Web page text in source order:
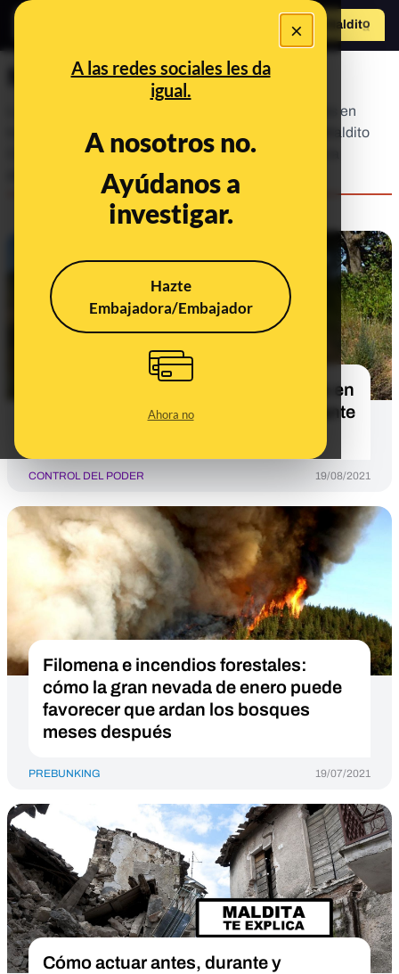
×
A las redes sociales les da
igual.
A nosotros no.
Ayúdanos a
investigar.
Hazte
Embajadora/Embajador
Ahora no
Hazte Maldito
Maldito Clima
La urgencia de la crisis climática y sus repercusiones en
todos los ámbitos de la vida hacen imprescindible Maldito
Clima: un espacio donde, además de luchar contra la
desinformación climática, res...
Al menos 63 muertos y 483 heridos en
accidentes de caza en España durante
CONTROL DEL PODER 19/08/2021
Filomena e incendios forestales:
cómo la gran nevada de enero puede
favorecer que ardan los bosques
meses después
PREBUNKING 19/07/2021
Cómo actuar antes, durante y